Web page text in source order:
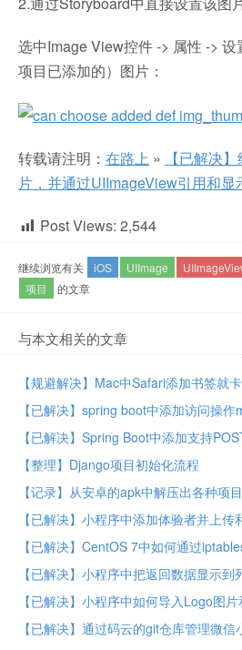
选中Image View控件 -> 属性 ->
项目已添加的）图片：
转载请注明： 在路上 »
【已解决
片，并通过UIImageView引用和
Post Views: 2,544
继续浏览有关 iOS UIImage
项目
的文章
与本文相关的文章
【规避解决】Mac中Safari添加书签就
【已解决】spring boot中添加访问操作
【已解决】Spring Boot中添加支持
【整理】Django项目初始化流程
【记录】从安卓的apk中解压出各种项
【已解决】小程序中添加体验者并上传
【已解决】CentOS 7中如何通过
【已解决】小程序中把返回数据显示到
【已解决】通过码云的git仓库管理微